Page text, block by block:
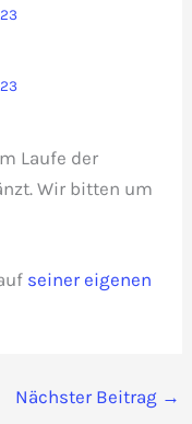
Laufe der
Wir bitten um
seiner eigenen
Nächster Beitrag →